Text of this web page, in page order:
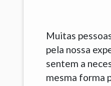
Muitas
pela nossa
sentem a
mesma forma